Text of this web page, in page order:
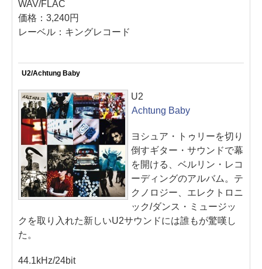
WAV/FLAC
価格：3,240円
レーベル：キングレコード
U2/Achtung Baby
U2
Achtung Baby
ヨシュア・トゥリーを切り
倒すギター・サウンドで幕
を開ける、ベルリン・レコ
ーディングのアルバム。テ
クノロジー、エレクトロニ
ック/ダンス・ミュージッ
クを取り入れた新しいU2サウンドには誰もが驚嘆し
た。
44.1kHz/24bit